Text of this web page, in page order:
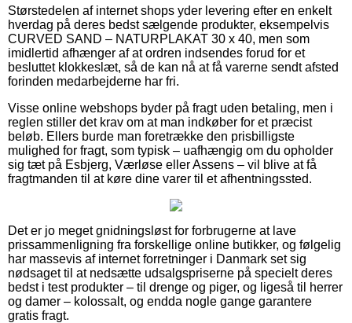
Størstedelen af internet shops yder levering efter en enkelt
hverdag på deres bedst sælgende produkter, eksempelvis
CURVED SAND – NATURPLAKAT 30 x 40, men som
imidlertid afhænger af at ordren indsendes forud for et
besluttet klokkeslæt, så de kan nå at få varerne sendt afsted
forinden medarbejderne har fri.
Visse online webshops byder på fragt uden betaling, men i
reglen stiller det krav om at man indkøber for et præcist
beløb. Ellers burde man foretrække den prisbilligste
mulighed for fragt, som typisk – uafhængig om du opholder
sig tæt på Esbjerg, Værløse eller Assens – vil blive at få
fragtmanden til at køre dine varer til et afhentningssted.
Det er jo meget gnidningsløst for forbrugerne at lave
prissammenligning fra forskellige online butikker, og følgelig
har massevis af internet forretninger i Danmark set sig
nødsaget til at nedsætte udsalgspriserne på specielt deres
bedst i test produkter – til drenge og piger, og ligeså til herrer
og damer – kolossalt, og endda nogle gange garantere
gratis fragt.